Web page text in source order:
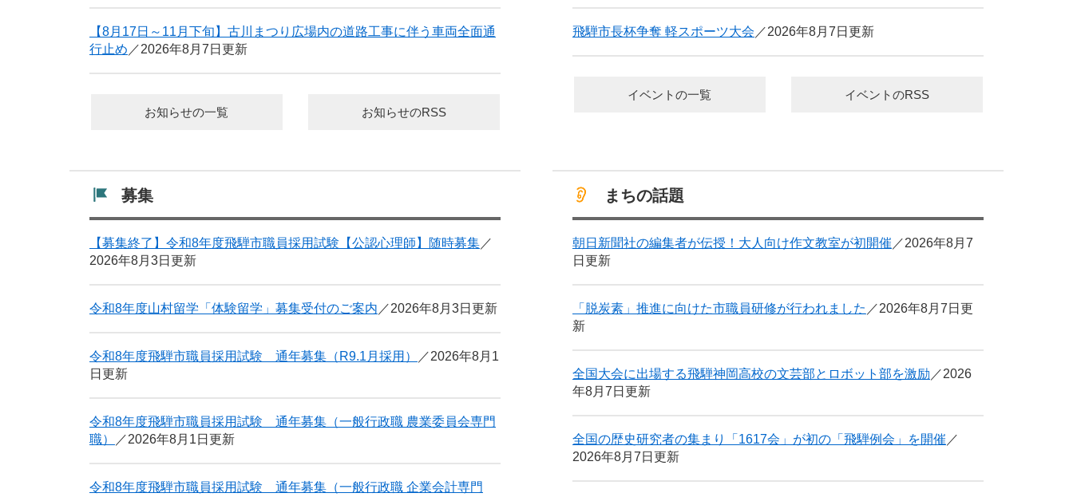
【8月17日～11月下旬】古川まつり広場内の道路工事に伴う車両全面通
行止め
2026年8月7日更新
お知らせの一覧 お知らせのRSS
飛騨市長杯争奪 軽スポーツ大会 2026年8月7日更新
イベントの一覧 イベントのRSS
募集
【募集終了】令和8年度飛騨市職員採用試験【公認心理師】随時募集
2026年8月3日更新
令和8年度山村留学「体験留学」募集受付のご案内​ 2026年8月3日更新
令和8年度飛騨市職員採用試験 通年募集（R9.1月採用）
2026年8月1
日更新
令和8年度飛騨市職員採用試験 通年募集（一般行政職 農業委員会専門
職）
2026年8月1日更新
令和8年度飛騨市職員採用試験 通年募集（一般行政職 企業会計専門
まちの話題
朝日新聞社の編集者が伝授！大人向け作文教室が初開催
2026年8月7
日更新
「脱炭素」推進に向けた市職員研修が行われました
2026年8月7日更
新
全国大会に出場する飛騨神岡高校の文芸部とロボット部を激励
2026
年8月7日更新
全国の歴史研究者の集まり「1617会」が初の「飛騨例会」を開催
2026年8月7日更新